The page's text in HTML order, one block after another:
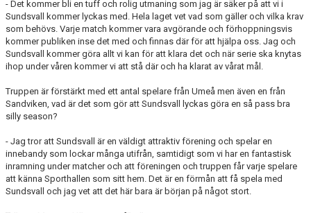
- Det kommer bli en tuff och rolig utmaning som jag är säker på att vi i
Sundsvall kommer lyckas med. Hela laget vet vad som gäller och vilka krav
som behövs. Varje match kommer vara avgörande och förhoppningsvis
kommer publiken inse det med och finnas där för att hjälpa oss. Jag och
Sundsvall kommer göra allt vi kan för att klara det och när serie ska knytas
ihop under våren kommer vi att stå där och ha klarat av vårat mål.
Truppen är förstärkt med ett antal spelare från Umeå men även en från
Sandviken, vad är det som gör att Sundsvall lyckas göra en så pass bra
silly season?
- Jag tror att Sundsvall är en väldigt attraktiv förening och spelar en
innebandy som lockar många utifrån, samtidigt som vi har en fantastisk
inramning under matcher och att föreningen och truppen får varje spelare
att känna Sporthallen som sitt hem. Det är en förmån att få spela med
Sundsvall och jag vet att det här bara är början på något stort.